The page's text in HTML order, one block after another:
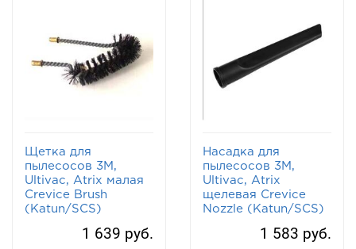
Щетка для
пылесосов 3М,
Ultivac, Atrix малая
Crevice Brush
(Katun/SCS)
1 639 руб.
Насадка для
пылесосов 3М,
Ultivac, Atrix
щелевая Crevice
Nozzle (Katun/SCS)
1 583 руб.